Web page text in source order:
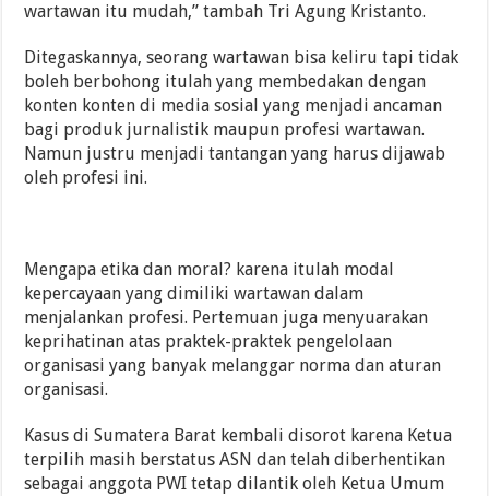
wartawan itu mudah,” tambah Tri Agung Kristanto.
Ditegaskannya, seorang wartawan bisa keliru tapi tidak
boleh berbohong itulah yang membedakan dengan
konten konten di media sosial yang menjadi ancaman
bagi produk jurnalistik maupun profesi wartawan.
Namun justru menjadi tantangan yang harus dijawab
oleh profesi ini.
Mengapa etika dan moral? karena itulah modal
kepercayaan yang dimiliki wartawan dalam
menjalankan profesi. Pertemuan juga menyuarakan
keprihatinan atas praktek-praktek pengelolaan
organisasi yang banyak melanggar norma dan aturan
organisasi.
Kasus di Sumatera Barat kembali disorot karena Ketua
terpilih masih berstatus ASN dan telah diberhentikan
sebagai anggota PWI tetap dilantik oleh Ketua Umum